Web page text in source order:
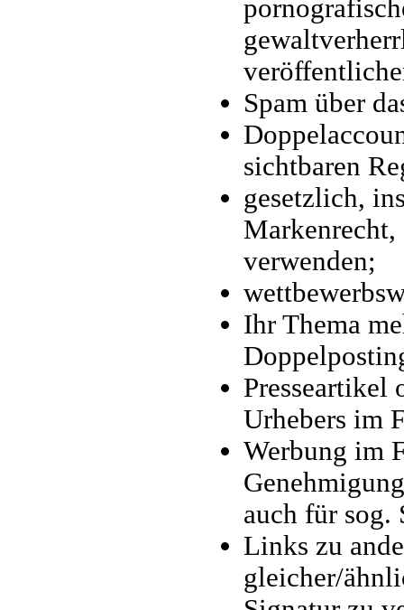
Spam über
sichtbaren
gesetzlich,
Markenrecht,
verwenden;
Ihr Thema
Presseartikel
Urhebers im
Werbung im
auch für sog.
Links zu
gleicher/